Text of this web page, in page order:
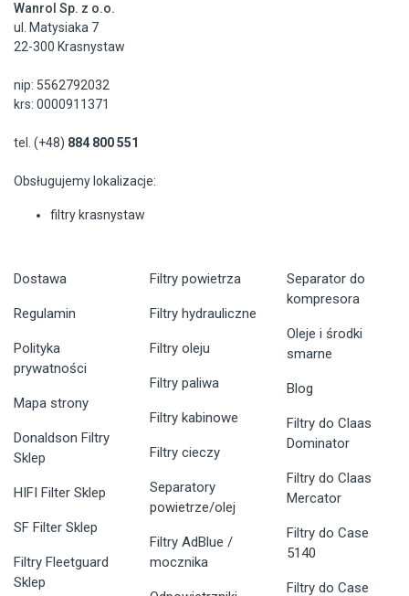
Wanrol Sp. z o.o.
ul. Matysiaka 7
22-300 Krasnystaw
nip: 5562792032
krs: 0000911371
tel. (+48) 884 800 551
Obsługujemy lokalizacje:
filtry krasnystaw
Dostawa
Regulamin
Polityka
prywatności
Mapa strony
Donaldson Filtry
Sklep
HIFI Filter Sklep
SF Filter Sklep
Filtry Fleetguard
Sklep
Filtry powietrza
Filtry hydrauliczne
Filtry oleju
Filtry paliwa
Filtry kabinowe
Filtry cieczy
Separatory
powietrze/olej
Filtry AdBlue /
mocznika
Separator do
kompresora
Oleje i środki
smarne
Blog
Filtry do Claas
Dominator
Filtry do Claas
Mercator
Filtry do Case
5140
Filtry do Case